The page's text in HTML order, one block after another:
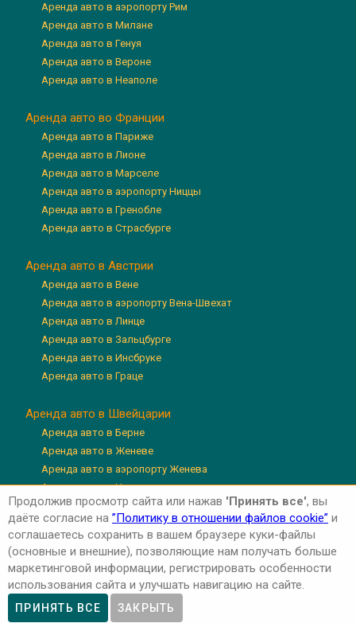
Аренда авто в аэропорту Рим
Аренда авто в Милане
Аренда авто в Генуя
Аренда авто в Вероне
Аренда авто в Неаполе
Аренда авто во Франции
Аренда авто в Париже
Аренда авто в Лионе
Аренда авто в Марселе
Аренда авто в аэропорту Ниццы
Аренда авто в Гренобле
Аренда авто в Страсбурге
Аренда авто в Австрии
Аренда авто в Вене
Аренда авто в аэропорту Вена-Швехат
Аренда авто в Линце
Аренда авто в Зальцбурге
Аренда авто в Инсбруке
Аренда авто в Граце
Аренда авто в Швейцарии
Аренда авто в Берне
Аренда авто в Женеве
Аренда авто в аэропорту Женева
Аренда авто в Цюрихе
Аренда авто в аэропорту Цюрих
Аренда авто в Люцерне
Авторские права © 2026 'Авто-Аренда'
Privacy Policy
Продолжив просмотр сайта или нажав 'Принять все', вы
даёте согласие на ”Политику в отношении файлов cookie” и
соглашаетесь сохранить в вашем браузере куки-файлы
(основные и внешние), позволяющие нам получать больше
маркетинговой информации, регистрировать особенности
использования сайта и улучшать навигацию на сайте.
ПРИНЯТЬ ВСЕ ЗАКРЫТЬ